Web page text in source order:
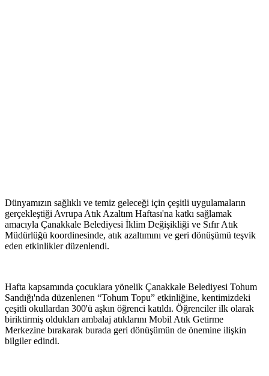
Dünyamızın sağlıklı ve temiz geleceği için çeşitli uygulamaların
gerçekleştiği Avrupa Atık Azaltım Haftası'na katkı sağlamak
amacıyla Çanakkale Belediyesi İklim Değişikliği ve Sıfır Atık
Müdürlüğü koordinesinde, atık azaltımını ve geri dönüşümü teşvik
eden etkinlikler düzenlendi.
Hafta kapsamında çocuklara yönelik Çanakkale Belediyesi Tohum
Sandığı'nda düzenlenen “Tohum Topu” etkinliğine, kentimizdeki
çeşitli okullardan 300'ü aşkın öğrenci katıldı. Öğrenciler ilk olarak
biriktirmiş oldukları ambalaj atıklarını Mobil Atık Getirme
Merkezine bırakarak burada geri dönüşümün de önemine ilişkin
bilgiler edindi.